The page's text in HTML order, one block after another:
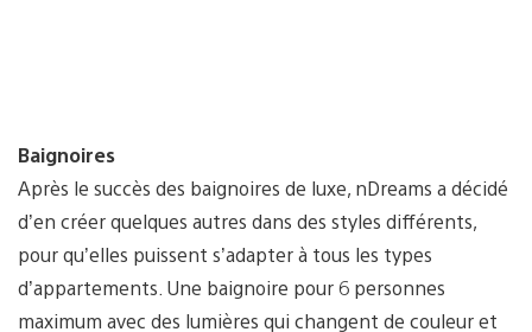
Baignoires
Après le succès des baignoires de luxe, nDreams a décidé
d’en créer quelques autres dans des styles différents,
pour qu’elles puissent s’adapter à tous les types
d’appartements. Une baignoire pour 6 personnes
maximum avec des lumières qui changent de couleur et